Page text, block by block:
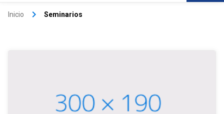
Inicio keyboard_arrow_right Seminarios